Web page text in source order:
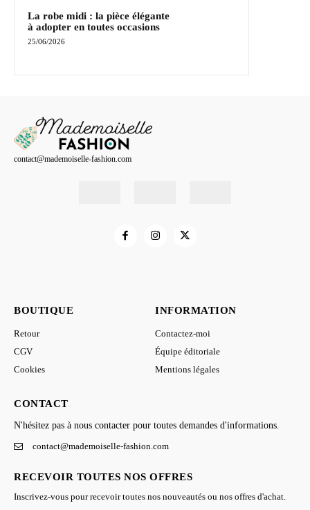
La robe midi : la pièce élégante
à adopter en toutes occasions
25/06/2026
contact@mademoiselle-fashion.com
BOUTIQUE
Retour
CGV
Cookies
INFORMATION
Contactez-moi
Équipe éditoriale
Mentions légales
CONTACT
N'hésitez pas à nous contacter pour toutes demandes d'informations.
contact@mademoiselle-fashion.com
RECEVOIR TOUTES NOS OFFRES
Inscrivez-vous pour recevoir toutes nos nouveautés ou nos offres d'achat.